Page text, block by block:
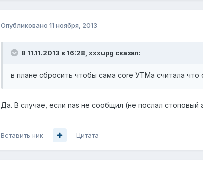
Опубликовано 11 ноября, 2013
В 11.11.2013 в 16:28, xxxupg сказал:
в плане сбросить чтобы сама core УТМа считала что
Да. В случае, если nas не сообщил (не послал стоповый
Вставить ник Цитата